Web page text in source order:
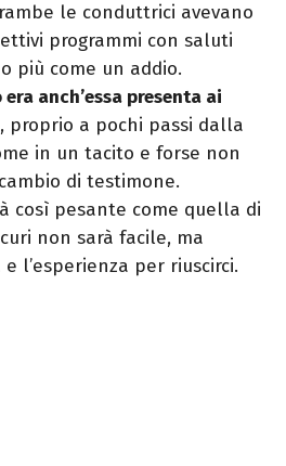
le conduttrici avevano
programmi con saluti
più come un addio.
anch’essa presenta ai
, proprio a pochi passi dalla
in un tacito e forse non
di testimone.
così pesante come quella di
non sarà facile, ma
l’esperienza per riuscirci.